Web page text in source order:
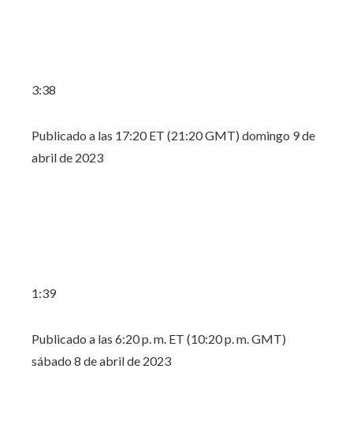
3:38
Publicado a las 17:20 ET (21:20 GMT) domingo 9 de
abril de 2023
1:39
Publicado a las 6:20 p. m. ET (10:20 p. m. GMT)
sábado 8 de abril de 2023